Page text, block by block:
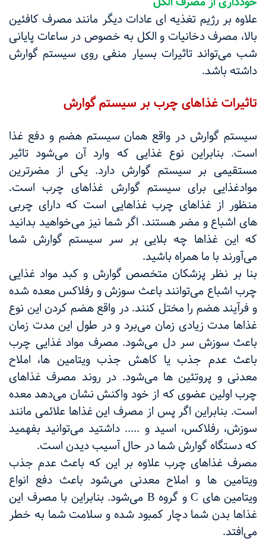
علاوه بر رژیم تغذیه ای عادات دیگر مانند مصرف کافئین
بالا، مصرف دخانیات و الکل به خصوص در ساعات پایانی
شب می‌تواند تاثیرات بسیار منفی روی سیستم گوارش
داشته باشد.
تاثیرات غذاهای چرب بر سیستم گوارش
سیستم گوارش در واقع همان سیستم هضم و دفع غذا
است. بنابراین نوع غذایی که وارد آن می‌شود تاثیر
مستقیمی بر سیستم گوارش دارد. یکی از مضرترین
موادغذایی برای سیستم گوارش غذاهای چرب است.
منظور از غذاهای چرب غذاهایی است که دارای چربی
های اشباع و مضر هستند. اگر شما نیز می‌خواهید بدانید
که این غذاها چه بلایی بر سر سیستم گوارش شما
می‌آورند با ما همراه باشید.
بنا بر نظر پزشکان متخصص گوارش و کبد مواد غذایی
چرب اشباع می‌توانند باعث سوزش و رفلاکس معده شده
و فرآیند هضم را مختل کنند. در واقع هضم کردن این نوع
غذاها مدت زیادی زمان می‌برد و در طول این مدت زمان
باعث سوزش سر دل می‌شود. مصرف مواد غذایی چرب
باعث عدم جذب یا کاهش جذب ویتامین ها، املاح
معدنی و پروتئین ها می‌شود. در روند مصرف غذاهای
چرب اولین عضوی که از خود واکنش نشان می‌دهد معده
است. بنابراین اگر پس از مصرف این غذاها علائمی مانند
سوزش، رفلاکس، اسید و ..... داشتید می‌توانید بفهمید
که دستگاه گوارش شما در حال آسیب دیدن است.
مصرف غذاهای چرب علاوه بر این که باعث عدم جذب
ویتامین ها و املاح معدنی می‌شود باعث دفع انواع
ویتامین های C و گروه B می‌شود. بنابراین با مصرف این
غذاها بدن شما دچار کمبود شده و سلامت شما به خطر
می‌افتد.